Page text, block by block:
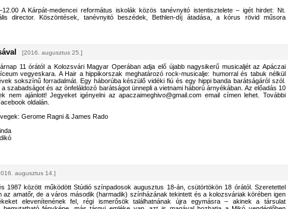
A Kárpát-medencei református iskolák közös tanévnyitó istentisztelete – igét hirdet: Nt.
director. Köszöntések, tanévnyitó beszédek, Bethlen-díj átadása, a kórus rövid műsora
[2016. augusztus 25.]
11 órától a Kolozsvári Magyar Operában adja elő újabb nagysikerű musicaljét az Apáczai
vegyeskara. A Hair a hippikorszak meghatározó rock-musicalje: humorral és tabuk nélkül
sokszínű forradalmát. Egy háborúba készülő vidéki fiú és egy hippi banda barátságáról szól.
szabadságot és az önfeláldozó barátságot ünnepli a vietnami háború árnyékában. Az előadás 10
nem ajánlott! Jegyeket igényelni az apaczaimeghivo@gmail.com email címen lehet. További
oldalán.
Gerome Ragni & James Rado
augusztus 14.]
1987 között működött Stúdió színpadosok augusztus 18-án, csütörtökön 18 órától. Szeretettel
amatőr, de a város második (harmadik) színházának tekintett és a kolozsváriak körében igen
elevenítenének fel, régi ismerősök találhatnának újra egymásra – akinek a társulat